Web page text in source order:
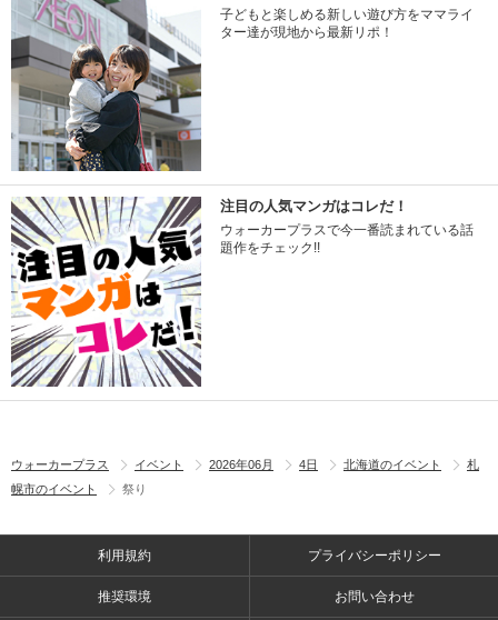
子どもと楽しめる新しい遊び方をママライ
ター達が現地から最新リポ！
注目の人気マンガはコレだ！
ウォーカープラスで今一番読まれている話
題作をチェック!!
ウォーカープラス イベント 2026年06月 4日 北海道のイベント
札
幌市のイベント
祭り
利用規約 プライバシーポリシー
推奨環境 お問い合わせ